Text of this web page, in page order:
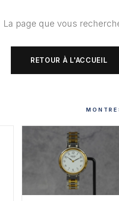
La page que vous
RETOUR À L'ACCUEIL